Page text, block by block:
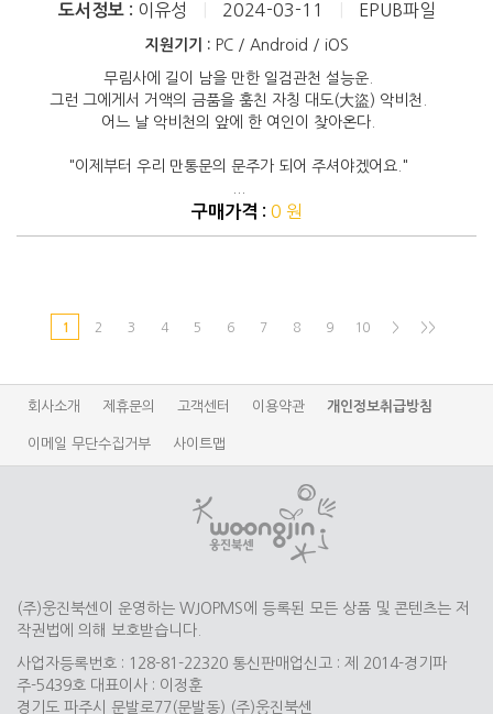
도서정보 : 이유성 2024-03-11 EPUB파일
지원기기 : PC / Android / iOS
무림사에 길이 남을 만한 일검관천 설능운.
그런 그에게서 거액의 금품을 훔친 자칭 대도(大盜) 악비천.
어느 날 악비천의 앞에 한 여인이 찾아온다.
"이제부터 우리 만통문의 문주가 되어 주셔야겠어요."
구매가격 : 0 원
1 2 3 4 5 6 7 8 9 10 > >>
회사소개 제휴문의 고객센터 이용약관 개인정보취급방침
이메일 무단수집거부 사이트맵
(주)웅진북센이 운영하는 WJOPMS에 등록된 모든 상품 및 콘텐츠는 저
작권법에 의해 보호받습니다.
사업자등록번호 : 128-81-22320 통신판매업신고 : 제 2014-경기파
주-5439호 대표이사 : 이정훈
경기도 파주시 문발로77(문발동) (주)웅진북센